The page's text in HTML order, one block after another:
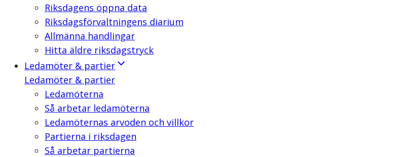
Riksdagens öppna data
Riksdagsförvaltningens diarium
Allmänna handlingar
Hitta äldre riksdagstryck
Ledamöter & partier
Ledamöter & partier
Ledamöterna
Så arbetar ledamöterna
Ledamöternas arvoden och villkor
Partierna i riksdagen
Så arbetar partierna